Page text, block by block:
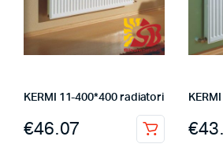
KERMI 11-400*400 radiatori
€46.07 €